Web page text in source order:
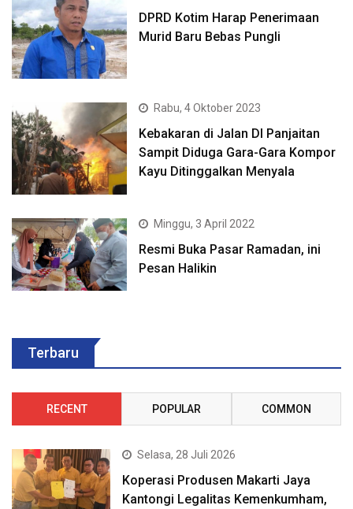
DPRD Kotim Harap Penerimaan
Murid Baru Bebas Pungli
Rabu, 4 Oktober 2023
Kebakaran di Jalan DI Panjaitan
Sampit Diduga Gara-Gara Kompor
Kayu Ditinggalkan Menyala
Minggu, 3 April 2022
Resmi Buka Pasar Ramadan, ini
Pesan Halikin
Terbaru
RECENT POPULAR COMMON
Selasa, 28 Juli 2026
Koperasi Produsen Makarti Jaya
Kantongi Legalitas Kemenkumham,